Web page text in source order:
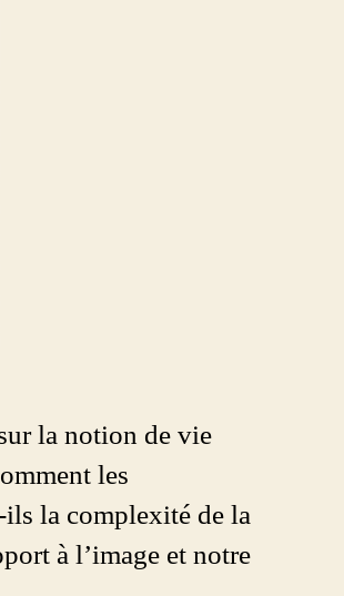
la notion de vie
les
ils la complexité de la
à l’image et notre